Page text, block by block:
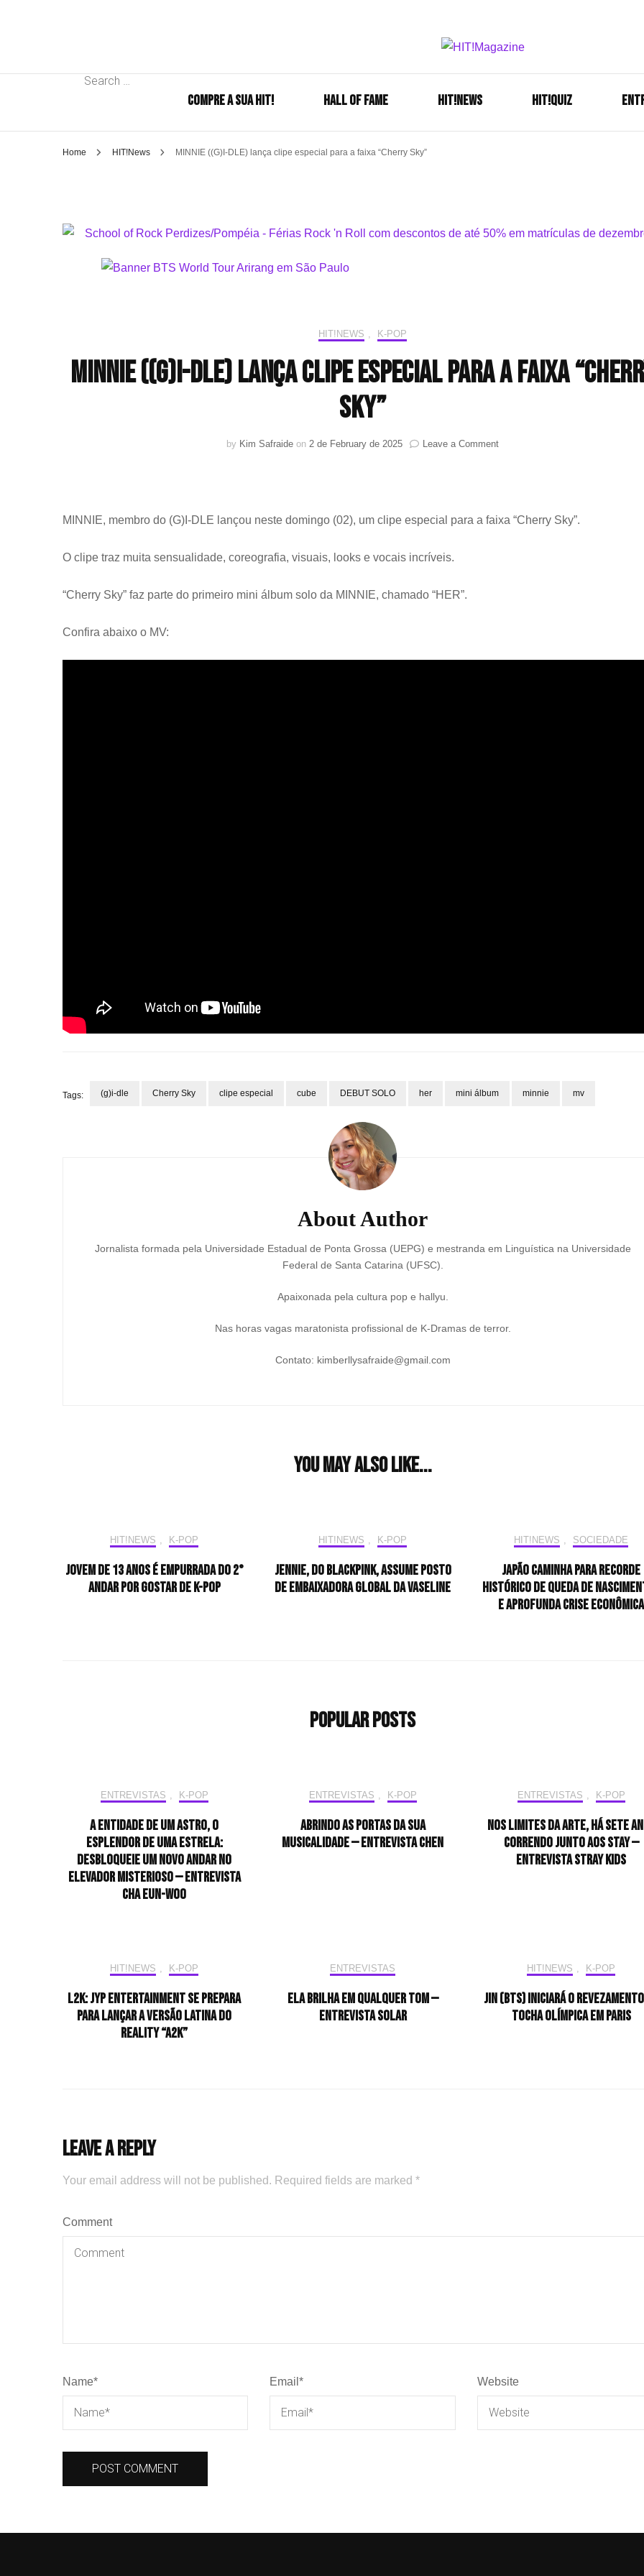
Search
Se é HIT, está aqui!
COMPRE A SUA HIT! HALL OF FAME HIT!NEWS HIT!Quiz
Home HIT!News MINNIE ((G)I-DLE) lança clipe especial para a faixa “Cherry Sky”
HIT!NEWS , K-POP
MINNIE ((G)I-DLE) lança clipe especial para a faixa
Sky”
by Kim Safraide on 2 de February de 2025 Leave a Commenton
clipe
MINNIE, membro do (G)I-DLE lançou neste domingo (02), um clipe especial para a faixa “Cherry Sky”.
O clipe traz muita sensualidade, coreografia, visuais, looks e vocais incríveis.
“Cherry Sky” faz parte do primeiro mini álbum solo da MINNIE, chamado “HER”.
Confira abaixo o MV:
Tags: (g)i-dle Cherry Sky clipe especial cube DEBUT SOLO her mini álbum minnie mv
About Author
Jornalista formada pela Universidade Estadual de Ponta Grossa (UEPG) e mestranda em Linguística na Universidade
Federal de Santa Catarina (UFSC).
Apaixonada pela cultura pop e hallyu.
Nas horas vagas maratonista profissional de K-Dramas de terror.
Contato: kimberllysafraide@gmail.com
You may also like...
HIT!NEWS , K-POP
Jovem de 13 anos é empurrada do 2°
andar por gostar de K-pop
HIT!NEWS , K-POP
Jennie, do BLACKPINK, assume posto
de embaixadora global da Vaseline
HIT!NEWS , SOCIEDADE
Japão caminha para recorde
histórico de queda de
e aprofunda crise econômica
Popular Posts
ENTREVISTAS , K-POP
A entidade de um astro, o
esplendor de uma estrela:
desbloqueie um novo andar no
elevador misterioso — Entrevista
CHA EUN-WOO
ENTREVISTAS , K-POP
Abrindo as portas da sua
musicalidade — Entrevista CHEN
ENTREVISTAS , K-POP
Nos limites da arte, há sete
correndo junto aos STAY —
Entrevista Stray Kids
HIT!NEWS , K-POP
L2K: JYP Entertainment se prepara
para lançar a versão latina do
reality “A2K”
ENTREVISTAS
Ela brilha em qualquer tom —
Entrevista Solar
HIT!NEWS , K-POP
Jin (BTS) iniciará o
tocha olímpica em Paris
Leave a Reply
Your email address will not be published. Required fields are marked *
Comment
Name* Email* Website